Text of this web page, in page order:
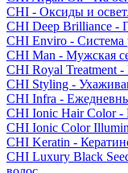
CHI - Оксиды и
CHI Deep Brilliance -
CHI Enviro - Система
CHI Man - Мужская
CHI Royal Treatment
CHI Styling -
CHI Infra -
CHI Ionic Hair Color -
CHI Ionic Color
CHI Keratin -
CHI Luxury Black